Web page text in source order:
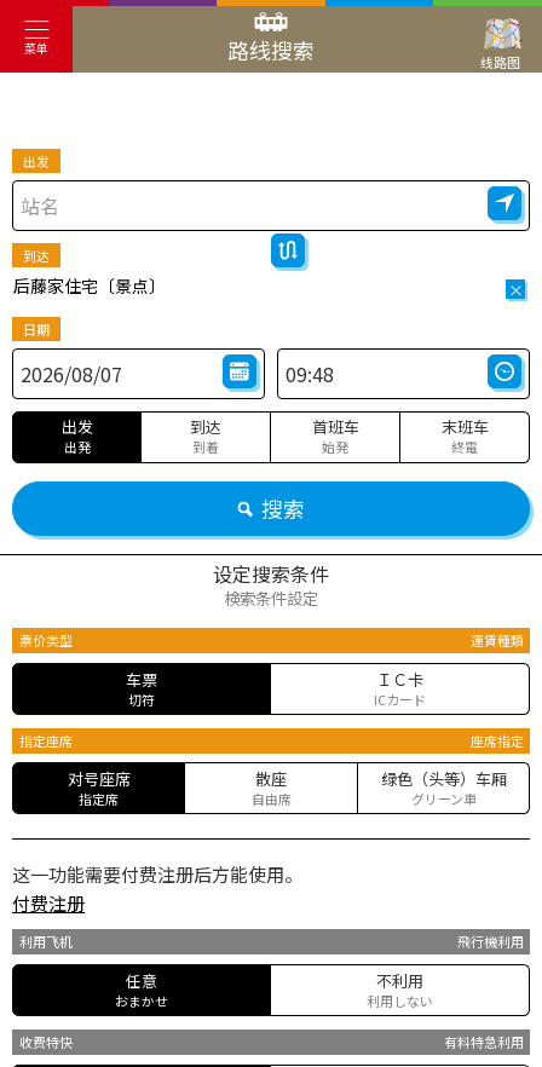
菜单 路线搜索 线路图
出发
到达
后藤家住宅〔景点〕 ×
日期
出发
出発
到达
到着
首班车
始発
末班车
終電
搜索
设定搜索条件
検索条件設定
票价类型 運賃種類
车票
切符
ＩＣ卡
ICカード
指定座席 座席指定
对号座席
指定席
散座
自由席
绿色（头等）车厢
グリーン車
这一功能需要付费注册后方能使用。
付费注册
利用飞机 飛行機利用
任意
おまかせ
不利用
利用しない
收费特快 有料特急利用